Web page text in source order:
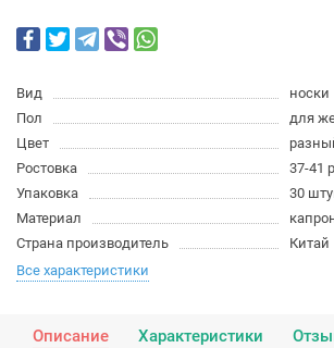
Вид
носки
Пол
для
Цвет
Ростовка
37-41 р
Упаковка
30
Материал
Страна производитель
Китай
Все характеристики
Описание Характеристики